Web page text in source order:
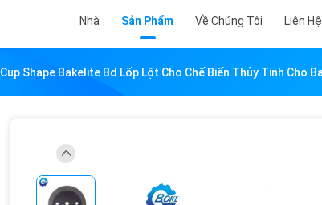
Nhà Sản Phẩm Về Chúng Tôi Liên
Cup Shape Bakelite Bd Lốp Lột Cho Chế Biến Thủy Tinh Cho